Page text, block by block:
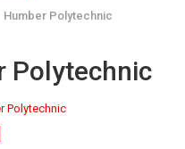
Humber Polytechnic
Polytechnic
Polytechnic